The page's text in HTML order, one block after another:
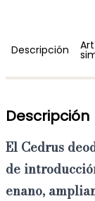
Descripción
Descripción
ElCedrus
de
enano,